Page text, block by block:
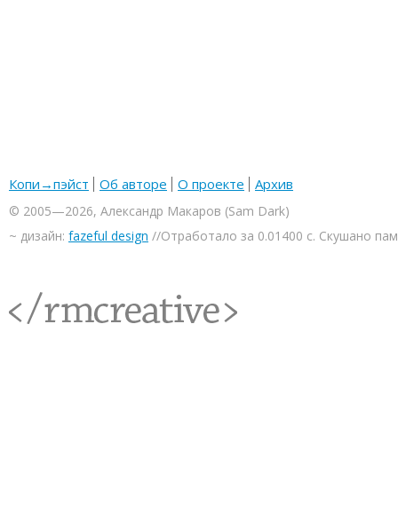
Копи→пэйст Об авторе О проекте Архив
© 2005—2026, Александр Макаров (Sam Dark)
~ дизайн: fazeful design //Отработало за 0.01400 с. Скушано
<rmcreative/>